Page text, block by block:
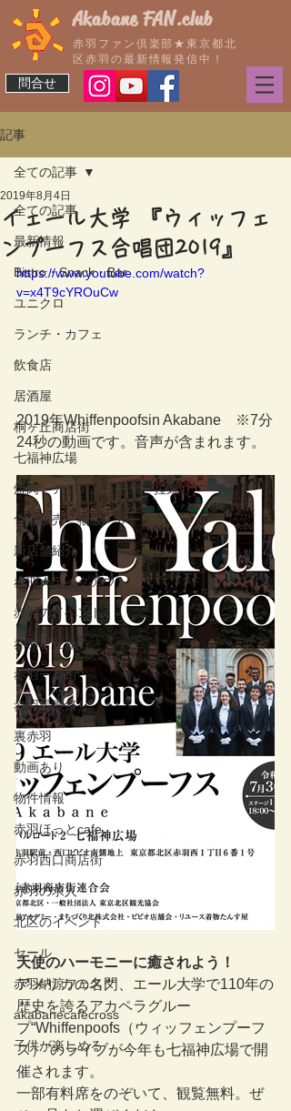
問合せ
Akabane FAN.club
赤羽ファン倶楽部★東京都北
区赤羽の最新情報発信中！
記事
全ての記事
最新情報
Bistro・Snack・Bar
ユニクロ
ランチ・カフェ
飲食店
居酒屋
桐ヶ丘商店街
七福神広場
焼肉・アジアン・中華・拉麺
食品販売・物販・サービス
新店舗紹介
赤羽★テイクアウト
赤羽のイベント
赤羽ビビオ
赤羽一番街
赤羽馬鹿祭り
裏赤羽
動画あり
物件情報
赤羽ほっとcafe
赤羽西口商店街
赤羽の求人
北区のイベント
セール
赤羽納涼フェスタ
akabanecafecross
子供が楽しめる
全ての記事
イェール大学 『ウィッフェ
ンプーフス合唱団2019』
2019年8月4日
https://www.youtube.com/watch?
v=x4T9cYROuCw
2019年Whiffenpoofsin Akabane　※7分
24秒の動画です。音声が含まれます。
天使のハーモニーに癒されよう！
アメリカの名門、エール大学で110年の
歴史を誇るアカペラグルー
プ“Whiffenpoofs（ウィッフェンプーフ
ス）”のライブが今年も七福神広場で開
催されます。
一部有料席をのぞいて、観覧無料。ぜ